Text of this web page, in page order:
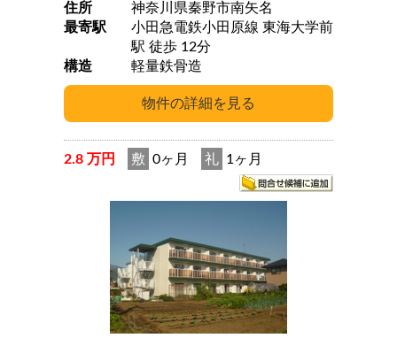
住所
神奈川県秦野市南矢名
最寄駅
小田急電鉄小田原線 東海大学前
駅 徒歩 12分
構造
軽量鉄骨造
2.8 万円 敷 0ヶ月 礼 1ヶ月